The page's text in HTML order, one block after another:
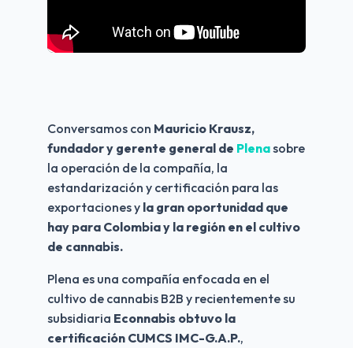
Conversamos con Mauricio Krausz,
fundador y gerente general de Plena sobre
la operación de la compañía, la
estandarización y certificación para las
exportaciones y la gran oportunidad que
hay para Colombia y la región en el cultivo
de cannabis.
Plena es una compañía enfocada en el
cultivo de cannabis B2B y recientemente su
subsidiaria Econnabis obtuvo la
certificación CUMCS IMC-G.A.P.,